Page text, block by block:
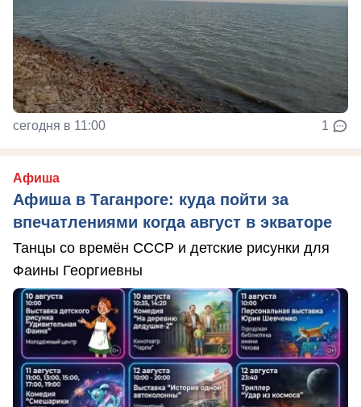
сегодня в 11:00 1
Афиша
Афиша в Таганроге: куда пойти за
впечатлениями когда август в экваторе
Танцы со времён СССР и детские рисунки для
Фаины Георгиевны